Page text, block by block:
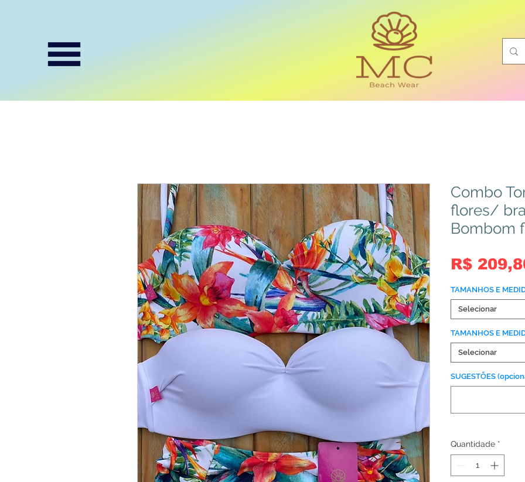
Combo
flores/
Bombom
R$
TAMANHOS E
Selecionar
TAMANHOS E
Selecionar
SUGESTÕES
Quantidade *